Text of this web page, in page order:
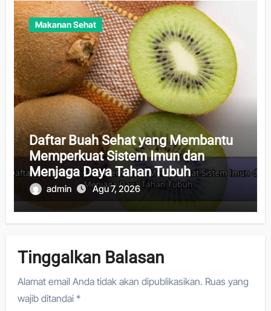
Makanan Sehat
Daftar Buah Sehat yang Membantu
Memperkuat Sistem Imun dan
Menjaga Daya Tahan Tubuh
admin Agu 7, 2026
Tinggalkan Balasan
Alamat email Anda tidak akan dipublikasikan. Ruas yang
wajib ditandai*